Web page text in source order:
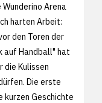
Arena
harten Arbeit:
den Toren der
auf Handball" hat
die Kulissen
Die erste
kurzen Geschichte